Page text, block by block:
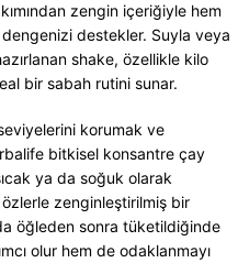
zengin içeriğiyle hem
destekler. Suyla veya
shake, özellikle kilo
bir sabah rutini sunar.
korumak ve
bitkisel konsantre çay
ya da soğuk olarak
zenginleştirilmiş bir
öğleden sonra tüketildiğinde
olur hem de odaklanmayı